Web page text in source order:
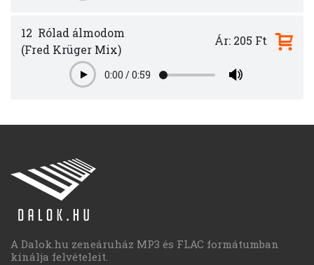
12 Rólad álmodom
(Fred Krüger Mix)
Play0:00 /0:59
Ár: 205 Ft
A Dalok.hu zeneáruház MP3 és FLAC formátumban
kínálja felvételeit.